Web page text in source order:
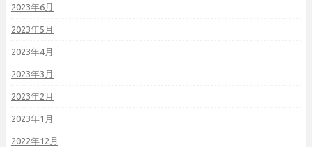
2023年6月
2023年5月
2023年4月
2023年3月
2023年2月
2023年1月
2022年12月